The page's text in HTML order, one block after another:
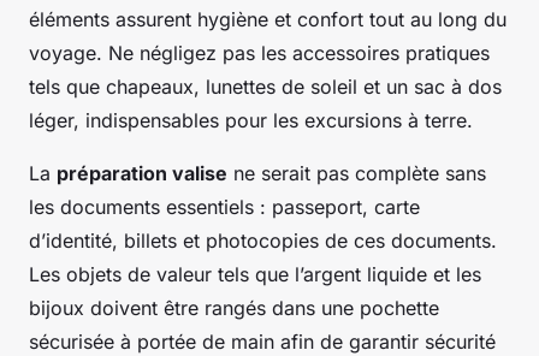
éléments assurent hygiène et confort tout au long du
voyage. Ne négligez pas les accessoires pratiques
tels que chapeaux, lunettes de soleil et un sac à dos
léger, indispensables pour les excursions à terre.
La préparation valise ne serait pas complète sans
les documents essentiels : passeport, carte
d’identité, billets et photocopies de ces documents.
Les objets de valeur tels que l’argent liquide et les
bijoux doivent être rangés dans une pochette
sécurisée à portée de main afin de garantir sécurité